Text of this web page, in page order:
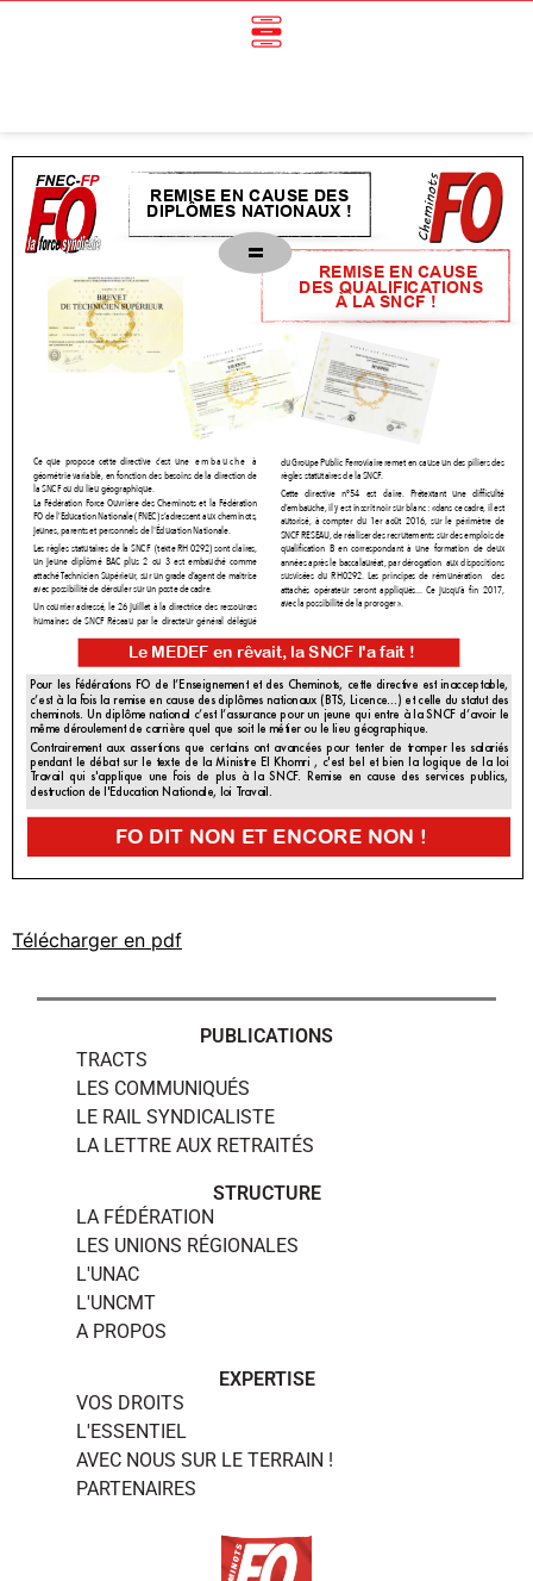
Télécharger en pdf
PUBLICATIONS
TRACTS
LES COMMUNIQUÉS
LE RAIL SYNDICALISTE
LA LETTRE AUX RETRAITÉS
STRUCTURE
LA FÉDÉRATION
LES UNIONS RÉGIONALES
L'UNAC
L'UNCMT
A PROPOS
EXPERTISE
VOS DROITS
L'ESSENTIEL
AVEC NOUS SUR LE TERRAIN !
PARTENAIRES